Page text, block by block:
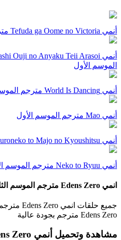
أنمي Tefuda ga Oome no Victoria مترجم الموسم الأول
الموسم الأول
أنمي World Is Dancing مترجم الموسم الأول
أنمي Mao مترجم الموسم الأول
أنمي Kuroneko to Majo no Kyoushitsu مترجم الموسم الأول
أنمي Neko to Ryuu مترجم الموسم الأول
انمي Edens Zero مترجم الموسم الثاني
جميع حلقات انمي Edens Zero مترجمة اون لاين
Edens Zero مترجم بجودة عالية
مشاهدة وتحميل أنمي Edens Zero مترجم كامل